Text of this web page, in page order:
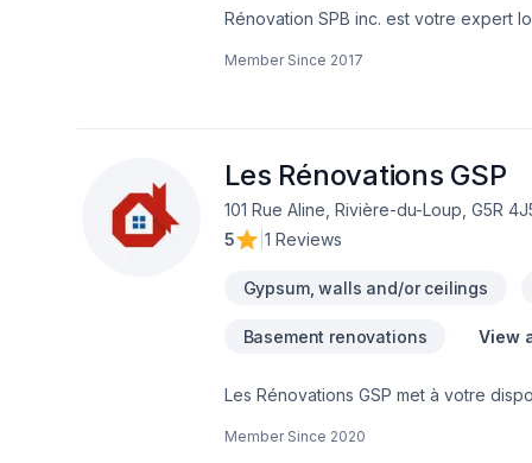
Rénovation SPB inc. est votre expert
Isolation mur, Isolation sous-sol,
nous pouvons vous aider.
Member Since 2017
Les Rénovations GSP
101 Rue Aline, Rivière-du-Loup, G5R
5
1 Reviews
Gypsum, walls and/or ceilings
Basement renovations View
Les Rénovations GSP met à votre
extérieur, Salle de bain, Sous-sol,
Member Since 2020